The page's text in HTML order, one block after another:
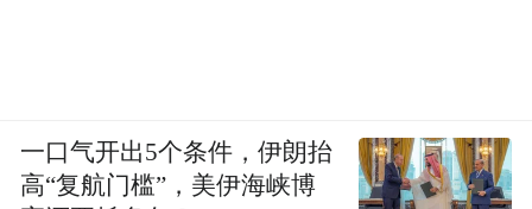
一口气开出5个条件，伊朗抬
高“复航门槛”，美伊海峡博